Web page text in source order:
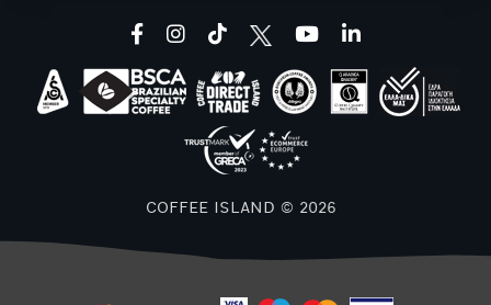
facebookinstagram
tiktok youtubelinkedin
COFFEE ISLAND © 2026